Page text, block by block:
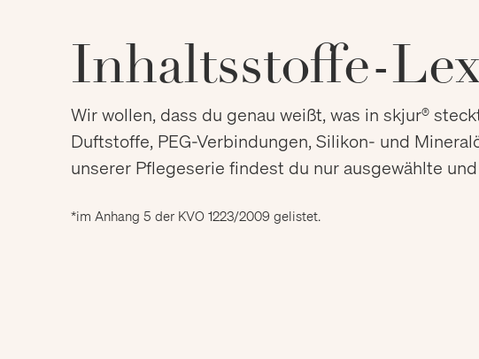
Inhaltsstoffe-
Wir wollen, dass du genau weißt, was in skjur®
Duftstoffe, PEG-Verbindungen, Silikon- und
unserer Pflegeserie findest du nur ausgewählte
*im Anhang 5 der KVO 1223/2009 gelistet.